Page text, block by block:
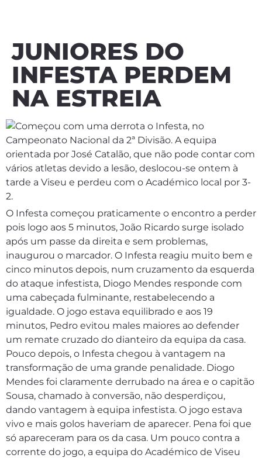
JUNIORES DO
INFESTA PERDEM
NA ESTREIA
Começou com uma derrota o Infesta, no
Campeonato Nacional da 2ª Divisão. A equipa
orientada por José Catalão, que não pode contar com
vários atletas devido a lesão, deslocou-se ontem à
tarde a Viseu e perdeu com o Académico local por 3-
2.
O Infesta começou praticamente o encontro a perder
pois logo aos 5 minutos, João Ricardo surge isolado
após um passe da direita e sem problemas,
inaugurou o marcador. O Infesta reagiu muito bem e
cinco minutos depois, num cruzamento da esquerda
do ataque infestista, Diogo Mendes responde com
uma cabeçada fulminante, restabelecendo a
igualdade. O jogo estava equilibrado e aos 19
minutos, Pedro evitou males maiores ao defender
um remate cruzado do dianteiro da equipa da casa.
Pouco depois, o Infesta chegou à vantagem na
transformação de uma grande penalidade. Diogo
Mendes foi claramente derrubado na área e o capitão
Sousa, chamado à conversão, não desperdiçou,
dando vantagem à equipa infestista. O jogo estava
vivo e mais golos haveriam de aparecer. Pena foi que
só apareceram para os da casa. Um pouco contra a
corrente do jogo, a equipa do Académico de Viseu